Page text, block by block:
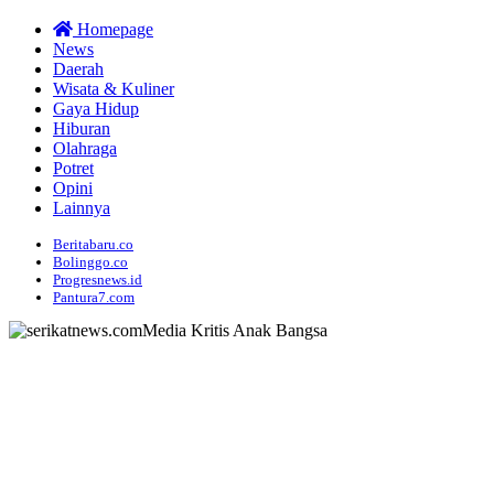
Homepage
News
Daerah
Wisata & Kuliner
Gaya Hidup
Hiburan
Olahraga
Potret
Opini
Lainnya
Beritabaru.co
Bolinggo.co
Progresnews.id
Pantura7.com